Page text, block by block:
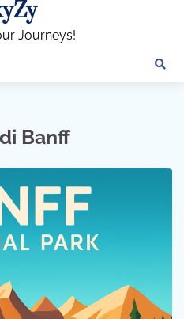
Journeys!
Banff